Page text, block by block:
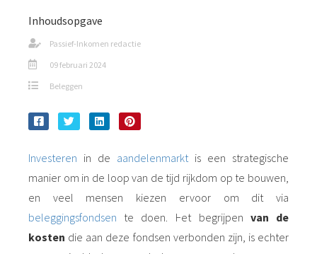
Inhoudsopgave
Passief-Inkomen redactie
09 februari 2024
Beleggen
Investeren in de aandelenmarkt is een strategische
manier om in de loop van de tijd rijkdom op te bouwen,
en veel mensen kiezen ervoor om dit via
beleggingsfondsen te doen. Het begrijpen van de
kosten die aan deze fondsen verbonden zijn, is echter